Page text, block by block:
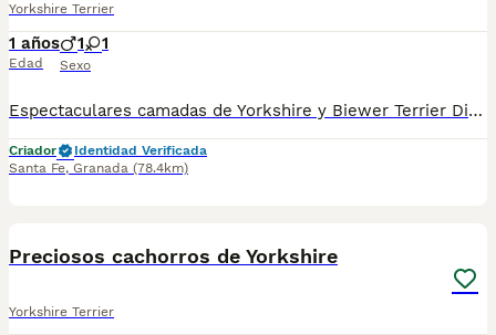
Yorkshire Terrier
1 años
Edad
1 1
Sexo
Espectaculares camadas de Yorkshire y Biewer Terrier Disponibles machos y hembras, de tamaño estándar y toy Criados por un equipo de profesionales con años de experiencia, que cuidan a los animales por vocación, aplicando una cría ética y responsable para que cada cachorro se desarrolle con la mejor salud y con un buen temperamento. Todos los cachorritos se entregan con unos dos meses y medio de edad y sus vacunas correspondientes, desparasitados interna y externamente, con certificado de salud, y garantía tanto por enfermedad vírica como congénito genética. Posibilidad de entregar en toda España mediante transporte propio preparado para animales y con chofer privado. Los precios pueden variar en según la morfología y características de cada cachorro. Añádenos al whats app o llámanos, y encantados atenderemos todas tus dudas y consultas. Teléfono / Whats app: 641 92 23 90 Precios a partir de 1000€
Criador
Identidad Verificada
Santa Fe, Granada (78.4km)
Preciosos cachorros de Yorkshire
Yorkshire Terrier